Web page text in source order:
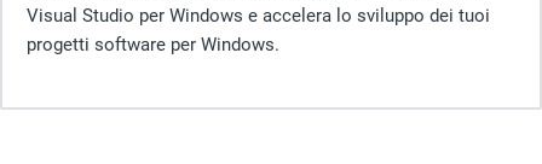
Visual Studio per Windows e accelera lo sviluppo dei tuoi
progetti software per Windows.